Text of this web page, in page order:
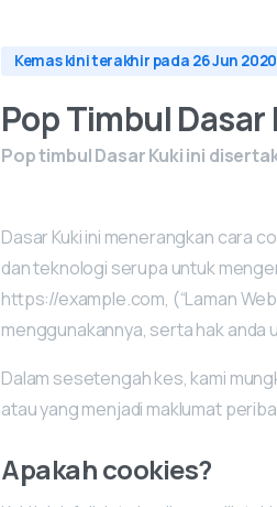
Kemas kini terakhir pada 26 Jun 2020
Pop Timbul
Pop timbul Dasar Kuki ini
Dasar Kuki ini menerangkan cara
dan teknologi serupa untuk
https://example.com, (“Laman
menggunakannya, serta hak anda
Dalam sesetengah kes, kami
atau yang menjadi maklumat
Apakah cookies?